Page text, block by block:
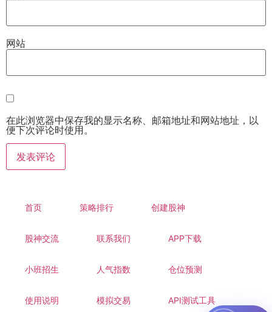
网站
在此浏览器中保存我的显示名称、邮箱地址和网站地址，以
便下次评论时使用。
首页 策略排行 创建股神
股神交流 联系我们 APP下载
小班招生 人气指数 仓位预测
使用说明 模拟交易 API测试工具